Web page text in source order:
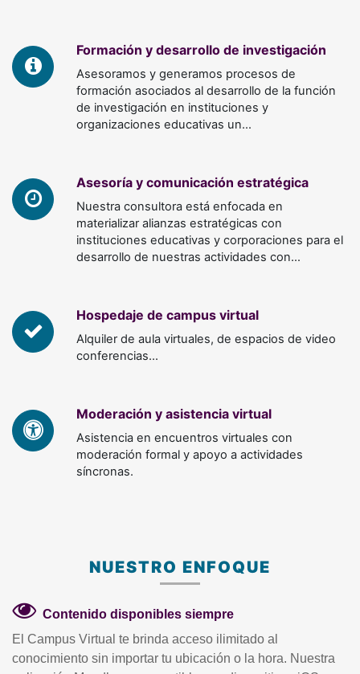
Formación y desarrollo de investigación
Asesoramos y generamos procesos de
formación asociados al desarrollo de la función
de investigación en instituciones y
organizaciones educativas un…
Asesoría y comunicación estratégica
Nuestra consultora está enfocada en
materializar alianzas estratégicas con
instituciones educativas y corporaciones para el
desarrollo de nuestras actividades con…
Hospedaje de campus virtual
Alquiler de aula virtuales, de espacios de video
conferencias...
Moderación y asistencia virtual
Asistencia en encuentros virtuales con
moderación formal y apoyo a actividades
síncronas.
NUESTRO ENFOQUE
Contenido disponibles siempre
El Campus Virtual te brinda acceso ilimitado al
conocimiento sin importar tu ubicación o la hora. Nuestra